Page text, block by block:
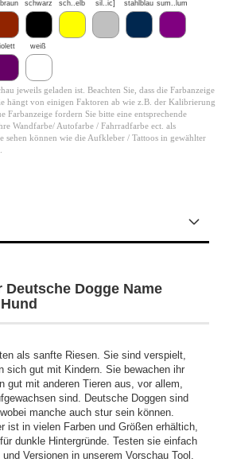
schwarz sch..elb sil..ic] stahlblau sum..lum
weiß
jeweils geladen ist. Beachten Sie, dass die Farbanzeige
hängt von einigen Faktoren ab wie z.B. der Kalibrierung
Farbanzeige fordern Sie bitte eine entsprechende
Wandfarbe/ Autofarbe / Fahrradfarbe ect. als
sehen können wie die Aufkleber / Tattoos in gewählter
Dogge Name
als sanfte Riesen. Sie sind verspielt,
sich gut mit Kindern. Sie bewachen ihr
gut mit anderen Tieren aus, vor allem,
sind. Deutsche Doggen sind
manche auch stur sein können.
ist in vielen Farben und Größen erhältich,
dunkle Hintergründe. Testen sie einfach
Versionen in unserem Vorschau Tool.